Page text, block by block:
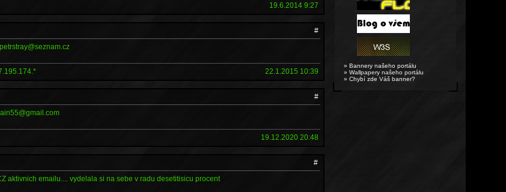
19.6.2014 9:27
#
22.1.2015 10:39
#
19.12.2020 20:48
#
aktivnich emailu.... vydelala si na sebe v radu desetitisicu procent
» Bannery našeho portálu
» Wallpapery našeho portálu
» Chybí zde Váš banner?